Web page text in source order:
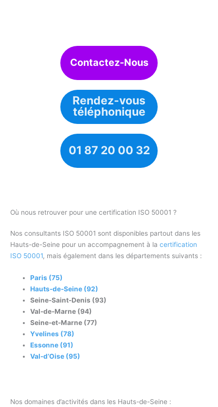
Contactez-Nous
Rendez-vous
téléphonique
01 87 20 00 32
Où nous retrouver pour une certification ISO 50001 ?
Nos consultants ISO 50001 sont disponibles partout dans les
Hauts-de-Seine pour un accompagnement à lacertification
ISO 50001, mais également dans les départements suivants :
Paris (75)
Hauts-de-Seine (92)
Seine-Saint-Denis (93)
Val-de-Marne (94)
Seine-et-Marne (77)
Yvelines (78)
Essonne (91)
Val-d’Oise (95)
Nos domaines d’activités dans les Hauts-de-Seine :